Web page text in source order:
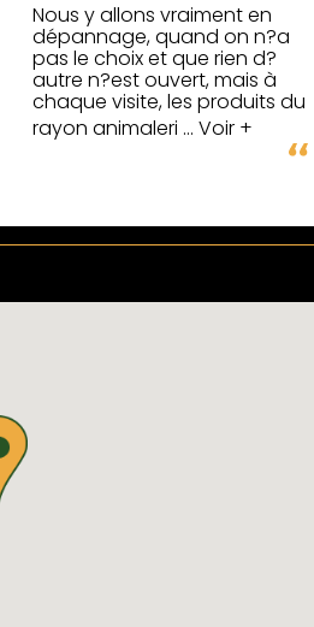
Nous y allons vraiment en
dépannage, quand on n?a
pas le choix et que rien d?
autre n?est ouvert, mais à
chaque visite, les produits du
rayon animaleri ... Voir +